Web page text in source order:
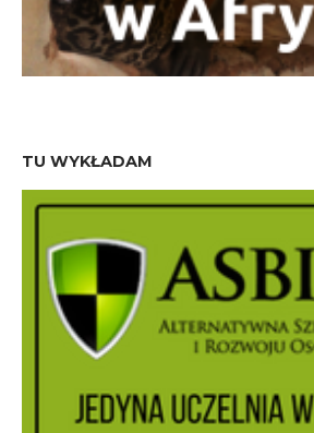
TU WYKŁADAM